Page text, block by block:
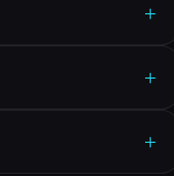
+
+
+